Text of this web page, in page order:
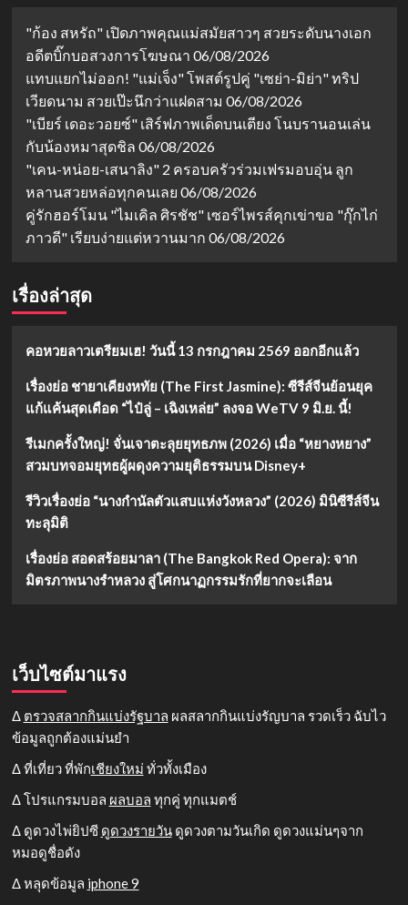
"ก้อง สหรัถ" เปิดภาพคุณแม่สมัยสาวๆ สวยระดับนางเอก
อดีตบิ๊กบอสวงการโฆษณา 06/08/2026
แทบแยกไม่ออก! "แม่เจ็ง" โพสต์รูปคู่ "เซย่า-มิย่า" ทริป
เวียดนาม สวยเป๊ะนึกว่าแฝดสาม 06/08/2026
"เบียร์ เดอะวอยซ์" เสิร์ฟภาพเด็ดบนเตียง โนบรานอนเล่น
กับน้องหมาสุดชิล 06/08/2026
"เคน-หน่อย-เสนาลิง" 2 ครอบครัวร่วมเฟรมอบอุ่น ลูก
หลานสวยหล่อทุกคนเลย 06/08/2026
คู่รักฮอร์โมน "ไมเคิล ศิรชัช" เซอร์ไพรส์คุกเข่าขอ "กุ๊กไก่
ภาวดี" เรียบง่ายแต่หวานมาก 06/08/2026
เรื่องล่าสุด
คอหวยลาวเตรียมเฮ! วันนี้ 13 กรกฎาคม 2569 ออกอีกแล้ว
เรื่องย่อ ชายาเคียงหทัย (The First Jasmine): ซีรีส์จีนย้อนยุค
แก้แค้นสุดเดือด “ไป๋ลู่ – เฉิงเหล่ย” ลงจอ WeTV 9 มิ.ย. นี้!
รีเมกครั้งใหญ่! จั่นเจาตะลุยยุทธภพ (2026) เมื่อ “หยางหยาง”
สวมบทจอมยุทธผู้ผดุงความยุติธรรมบน Disney+
รีวิวเรื่องย่อ “นางกำนัลตัวแสบแห่งวังหลวง” (2026) มินิซีรีส์จีน
ทะลุมิติ
เรื่องย่อ สอดสร้อยมาลา (The Bangkok Red Opera): จาก
มิตรภาพนางรำหลวง สู่โศกนาฏกรรมรักที่ยากจะเลือน
เว็บไซต์มาแรง
Δ ตรวจสลากกินแบ่งรัฐบาล ผลสลากกินแบ่งรัญบาล รวดเร็ว ฉับไว
ข้อมูลถูกต้องแม่นยำ
Δ ที่เที่ยว ที่พักเชียงใหม่ ทั่วทั้งเมือง
Δ โปรแกรมบอล ผลบอล ทุกคู่ ทุกแมตช์
Δ ดูดวงไพ่ยิปซี ดูดวงรายวันดูดวงตามวันเกิด ดูดวงแม่นๆจาก
หมอดูชื่อดัง
Δ หลุดข้อมูล iphone 9